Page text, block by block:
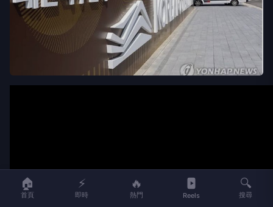
🏠
首頁
⚡
即時
🔥
熱門 Reels
🔍
搜尋